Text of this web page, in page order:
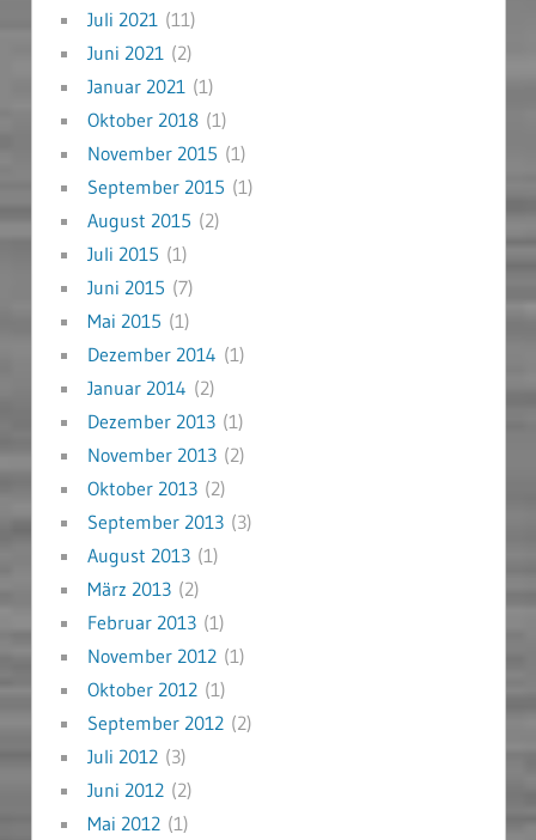
Juli 2021(11)
Juni 2021(2)
Januar 2021(1)
Oktober 2018(1)
November 2015 (1)
September 2015 (1)
August 2015 (2)
Juli 2015 (1)
Juni 2015 (7)
Mai 2015 (1)
Dezember 2014 (1)
Januar 2014 (2)
Dezember 2013(1)
November 2013(2)
Oktober 2013(2)
September 2013(3)
August 2013(1)
März 2013(2)
Februar 2013(1)
November 2012(1)
Oktober 2012(1)
September 2012(2)
Juli 2012(3)
Juni 2012(2)
Mai 2012(1)